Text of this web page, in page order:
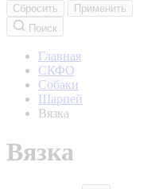
Сбросить
Применить
Поиск
Главная
СКФО
Собаки
Шарпей
Вязка
Вязка